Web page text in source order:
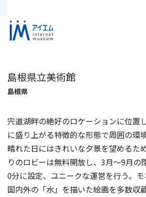
島根県立美術館
島根県
宍道湖畔の絶好のロケーションに位置
に盛り上がる特徴的な形態で周囲の環
晴れた日にはきれいな夕景を望めるた
りのロビーは無料開放し、3月～9月の
0分に設定、ユニークな運営を行う。
国内外の「水」を描いた絵画を多数収